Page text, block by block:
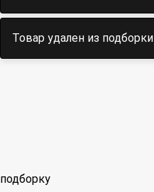
Товар удален из подборки
подборку